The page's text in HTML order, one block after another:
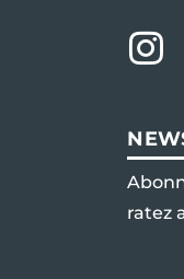
ratez